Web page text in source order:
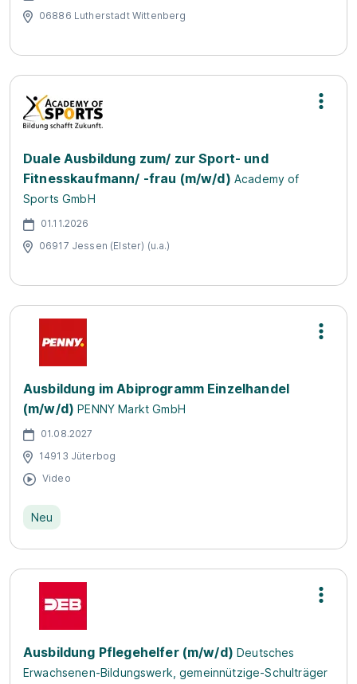
06886 Lutherstadt Wittenberg
Duale Ausbildung zum/ zur Sport- und
Fitnesskaufmann/ -frau (m/w/d) Academy of
Sports GmbH
01.11.2026
06917 Jessen (Elster) (u.a.)
Ausbildung im Abiprogramm Einzelhandel
(m/w/d) PENNY Markt GmbH
01.08.2027
14913 Jüterbog
Video
Neu
Ausbildung Pflegehelfer (m/w/d) Deutsches
Erwachsenen-Bildungswerk, gemeinnützige-Schulträger